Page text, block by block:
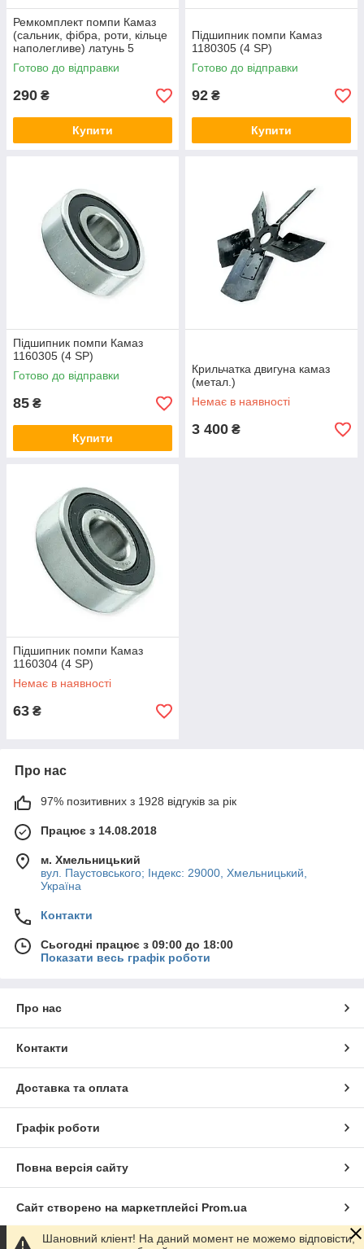
Ремкомплект помпи Камаз
(сальник, фібра, роти, кільце
наполегливе) латунь 5
найменувань 27л
Готово до відправки
290 ₴
Купити
Підшипник помпи Камаз
1180305 (4 SP)
Готово до відправки
92 ₴
Купити
Підшипник помпи Камаз
1160305 (4 SP)
Готово до відправки
85 ₴
Купити
Крильчатка двигуна камаз
(метал.)
Немає в наявності
3 400 ₴
Підшипник помпи Камаз
1160304 (4 SP)
Немає в наявності
63 ₴
Про нас
97% позитивних з 1928 відгуків за рік
Працює з 14.08.2018
м. Хмельницький
вул. Паустовського; Індекс: 29000, Хмельницький,
Україна
Контакти
Сьогодні працює з 09:00 до 18:00
Показати весь графік роботи
Про нас
Контакти
Доставка та оплата
Графік роботи
Повна версія сайту
Сайт створено на маркетплейсі Prom.ua
Шановний кліент! На даний момент не можемо відповісти,